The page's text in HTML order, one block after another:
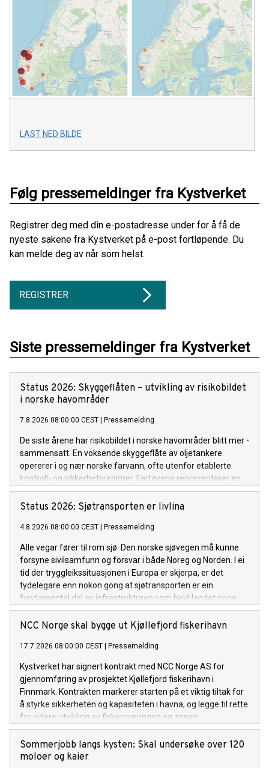
LAST NED BILDE
Følg pressemeldinger fra Kystverket
Registrer deg med din e-postadresse under for å få de
nyeste sakene fra Kystverket på e-post fortløpende. Du
kan melde deg av når som helst.
REGISTRER
Siste pressemeldinger fra Kystverket
Status 2026: Skyggeflåten – utvikling av risikobildet
i ­norske ­havområder
7.8.2026 08:00:00 CEST Pressemelding
De siste årene har risikobildet i norske havområder blitt mer ­
sammensatt. En voksende skyggeflåte av oljetankere
opererer i og nær norske farvann, ofte utenfor etablerte
kontroll- og sikkerhets­regimer. Fartøyene representerer en
forhøyet risiko som utfordrer sikkerheten og miljøet i
europeiske farvann. Dette er en ny normal som vi må
Status 2026: Sjøtransporten er livlina
4.8.2026 08:00:00 CEST Pressemelding
Alle vegar fører til rom sjø. Den norske sjøvegen må kunne
forsyne sivilsamfunn og forsvar i både Noreg og Norden. I ei
tid der tryggleikssituasjonen i Europa er skjerpa, er det
tydelegare enn nokon gong at sjøtransporten er ein
fundamental del av infrastrukturen som held landet oppe.
Det gjeld i fredstid, i kriser og om det verste skulle skje.
NCC Norge skal bygge ut Kjøllefjord fiskerihavn
17.7.2026 08:00:00 CEST Pressemelding
Kystverket har signert kontrakt med NCC Norge AS for
gjennomføring av prosjektet Kjøllefjord fiskerihavn i
Finnmark. Kontrakten markerer starten på et viktig tiltak for
å styrke sikkerheten og kapasiteten i havna, og legge til rette
for videre utvikling av fiskerinæringen og annen
næringsaktivitet i området.
Sommerjobb langs kysten: Skal undersøke over 120
moloer og kaier